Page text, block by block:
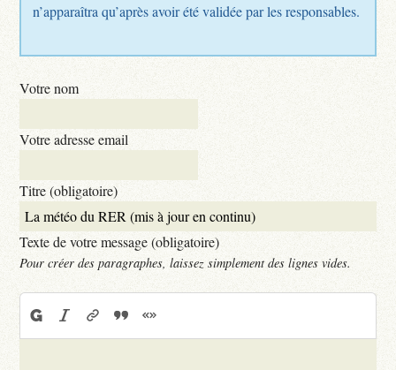
n’apparaîtra qu’après avoir été validée par les responsables.
Votre nom
Votre adresse email
Titre (obligatoire)
Texte de votre message (obligatoire)
Pour créer des paragraphes, laissez simplement des lignes vides.